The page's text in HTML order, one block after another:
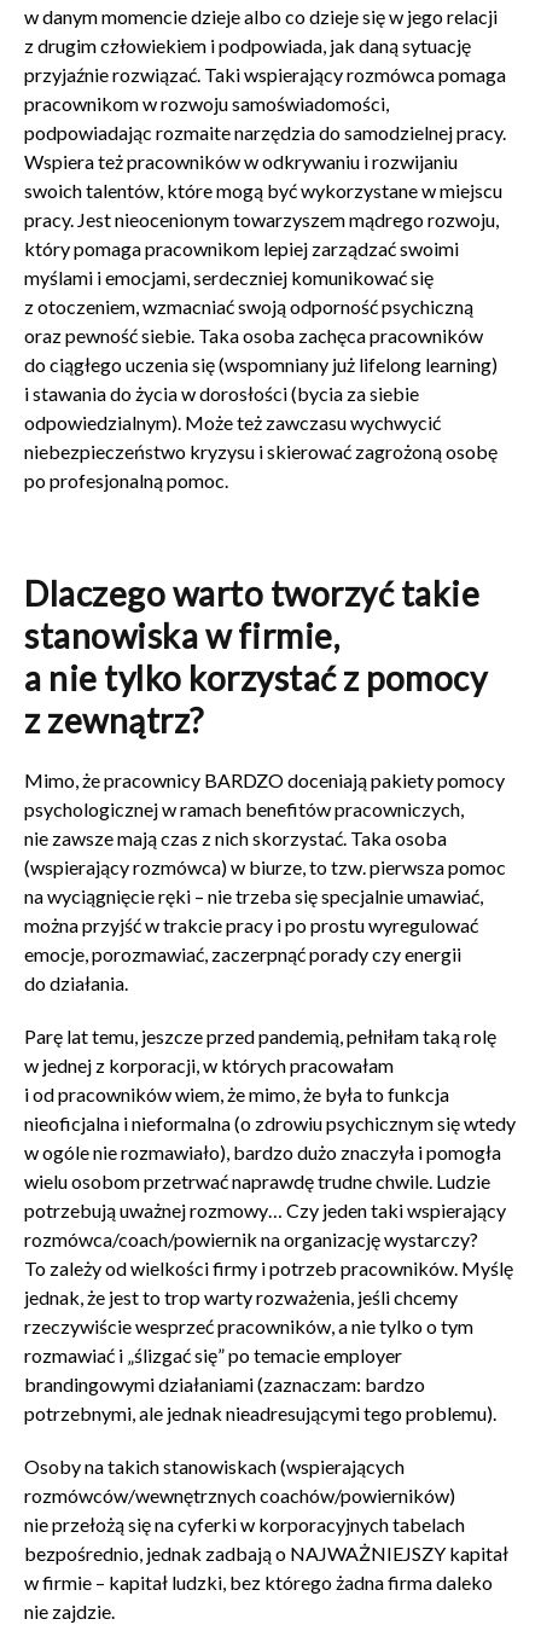
w danym momencie dzieje albo co dzieje się w jego relacji
z drugim człowiekiem i podpowiada, jak daną sytuację
przyjaźnie rozwiązać. Taki wspierający rozmówca pomaga
pracownikom w rozwoju samoświadomości,
podpowiadając rozmaite narzędzia do samodzielnej pracy.
Wspiera też pracowników w odkrywaniu i rozwijaniu
swoich talentów, które mogą być wykorzystane w miejscu
pracy. Jest nieocenionym towarzyszem mądrego rozwoju,
który pomaga pracownikom lepiej zarządzać swoimi
myślami i emocjami, serdeczniej komunikować się
z otoczeniem, wzmacniać swoją odporność psychiczną
oraz pewność siebie. Taka osoba zachęca pracowników
do ciągłego uczenia się (wspomniany już lifelong learning)
i stawania do życia w dorosłości (bycia za siebie
odpowiedzialnym). Może też zawczasu wychwycić
niebezpieczeństwo kryzysu i skierować zagrożoną osobę
po profesjonalną pomoc.
Dlaczego warto tworzyć takie
stanowiska w firmie,
a nie tylko korzystać z pomocy
z zewnątrz?
Mimo, że pracownicy BARDZO doceniają pakiety pomocy
psychologicznej w ramach benefitów pracowniczych,
nie zawsze mają czas z nich skorzystać. Taka osoba
(wspierający rozmówca) w biurze, to tzw. pierwsza pomoc
na wyciągnięcie ręki – nie trzeba się specjalnie umawiać,
można przyjść w trakcie pracy i po prostu wyregulować
emocje, porozmawiać, zaczerpnąć porady czy energii
do działania.
Parę lat temu, jeszcze przed pandemią, pełniłam taką rolę
w jednej z korporacji, w których pracowałam
i od pracowników wiem, że mimo, że była to funkcja
nieoficjalna i nieformalna (o zdrowiu psychicznym się wtedy
w ogóle nie rozmawiało), bardzo dużo znaczyła i pomogła
wielu osobom przetrwać naprawdę trudne chwile. Ludzie
potrzebują uważnej rozmowy… Czy jeden taki wspierający
rozmówca/coach/powiernik na organizację wystarczy?
To zależy od wielkości firmy i potrzeb pracowników. Myślę
jednak, że jest to trop warty rozważenia, jeśli chcemy
rzeczywiście wesprzeć pracowników, a nie tylko o tym
rozmawiać i „ślizgać się” po temacie employer
brandingowymi działaniami (zaznaczam: bardzo
potrzebnymi, ale jednak nieadresującymi tego problemu).
Osoby na takich stanowiskach (wspierających
rozmówców/wewnętrznych coachów/powierników)
nie przełożą się na cyferki w korporacyjnych tabelach
bezpośrednio, jednak zadbają o NAJWAŻNIEJSZY kapitał
w firmie – kapitał ludzki, bez którego żadna firma daleko
nie zajdzie.